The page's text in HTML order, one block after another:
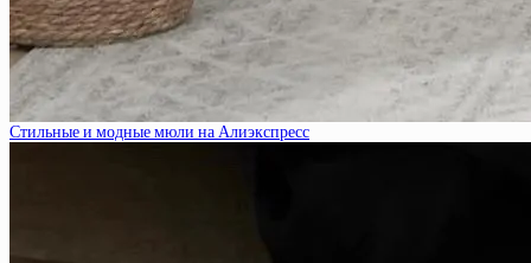
Стильные и модные мюли на Алиэкспресс